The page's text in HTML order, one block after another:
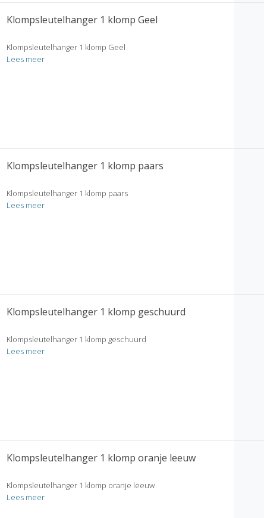
Klompsleutelhanger 1 klomp Geel
Klompsleutelhanger 1 klomp Geel
Lees meer
Klompsleutelhanger 1 klomp paars
Klompsleutelhanger 1 klomp paars
Lees meer
Klompsleutelhanger 1 klomp geschuurd
Klompsleutelhanger 1 klomp geschuurd
Lees meer
Klompsleutelhanger 1 klomp oranje leeuw
Klompsleutelhanger 1 klomp oranje leeuw
Lees meer